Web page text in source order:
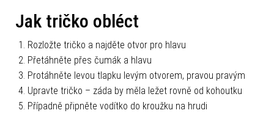
Jak tričko obléct
Rozložte tričko a najděte otvor pro hlavu
Přetáhněte přes čumák a hlavu
Protáhněte levou tlapku levým otvorem, pravou pravým
Upravte tričko – záda by měla ležet rovně od kohoutku
Případně připněte vodítko do kroužku na hrudi